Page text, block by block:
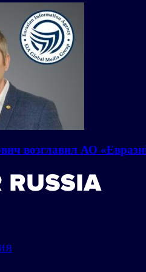
возглавил АО